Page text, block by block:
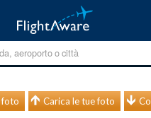
foto Carica le tue foto